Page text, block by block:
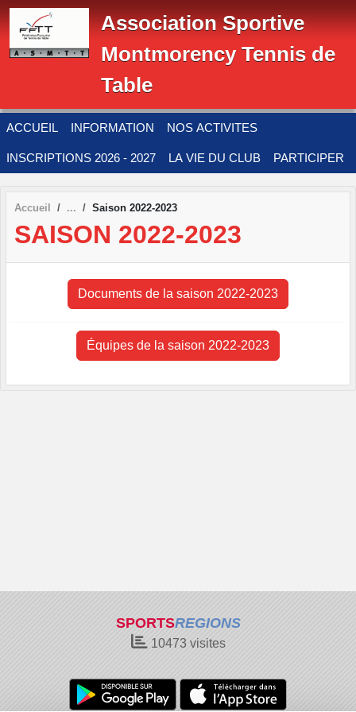
Association Sportive
Montmorency Tennis de
Table
ACCUEIL INFORMATION NOS ACTIVITES
INSCRIPTIONS 2026 - 2027 LA VIE DU CLUB PARTICIPER
Accueil Saison 2022-2023
SAISON 2022-2023
Documents de la saison 2022-2023
Équipes de la saison 2022-2023
SPORTSREGIONS
10473visites
Panneau de gestion des cookies